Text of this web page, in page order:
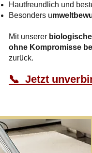
Hautfreundlich und
Besonders u
Mit unserer
ohne Kompromisse
zurück.​
📞 Jetzt